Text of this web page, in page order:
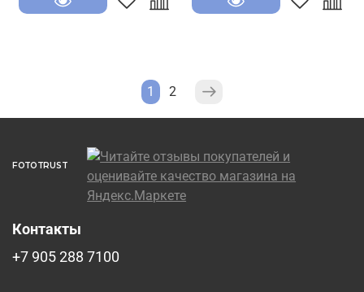
1 2
FOTOTRUST
Контакты
+7 905 288 7100